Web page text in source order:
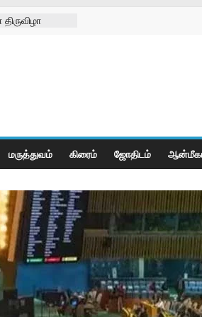
போட்டிகள்
மருத்துவம் கிரைம் ஜோ‌திட‌ம்